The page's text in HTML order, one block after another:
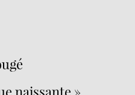
naissante »